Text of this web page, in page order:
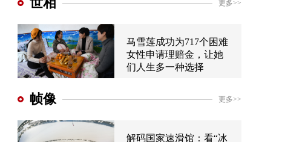
更多>>
马雪莲成功为717个困难
女性申请理赔金，让她
们人生多一种选择
帧像 更多>>
解码国家速滑馆：看“冰